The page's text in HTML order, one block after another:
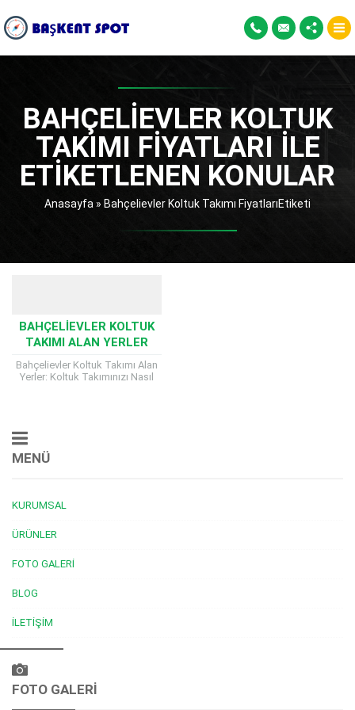
BAHÇELIEVLER KOLTUK
TAKIMI FIYATLARI ILE
ETIKETLENEN KONULAR
Anasayfa » Bahçelievler Koltuk Takımı FiyatlarıEtiketi
BAHÇELIEVLER KOLTUK
TAKIMI ALAN YERLER
Bahçelievler Koltuk Takımı Alan
Yerler: Koltuk Takımınızı Nasıl
MENÜ
KURUMSAL
ÜRÜNLER
FOTO GALERI
BLOG
İLETIŞIM
FOTO GALERİ